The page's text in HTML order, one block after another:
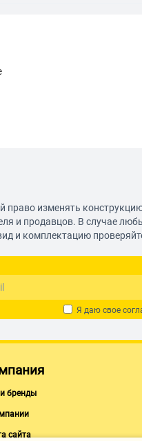
право изменять
и продавцов. В случае
и комплектацию
Я даю свое
бренды
сайта